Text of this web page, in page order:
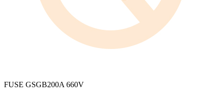
FUSE GSGB200A 660V